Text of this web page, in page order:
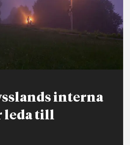
interna
leda till